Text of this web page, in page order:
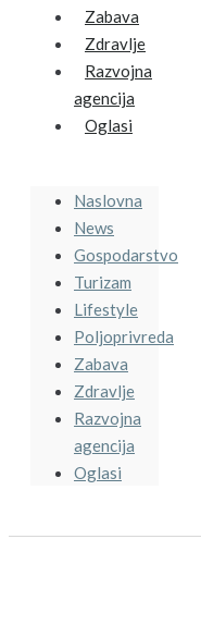
Zabava
Zdravlje
Razvojna
agencija
Oglasi
Naslovna
News
Gospodarstvo
Turizam
Lifestyle
Poljoprivreda
Zabava
Zdravlje
Razvojna
agencija
Oglasi